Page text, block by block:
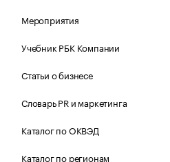
Мероприятия
Учебник РБК Компании
Статьи о бизнесе
Словарь PR и маркетинга
Каталог по ОКВЭД
Каталог по регионам